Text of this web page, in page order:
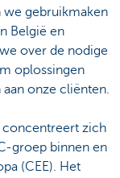
we gebruikmaken
België en
over de nodige
oplossingen
onze cliënten.
concentreert zich
groep binnen en
(CEE). Het